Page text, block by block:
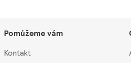
Pomůžeme vám
Kontakt